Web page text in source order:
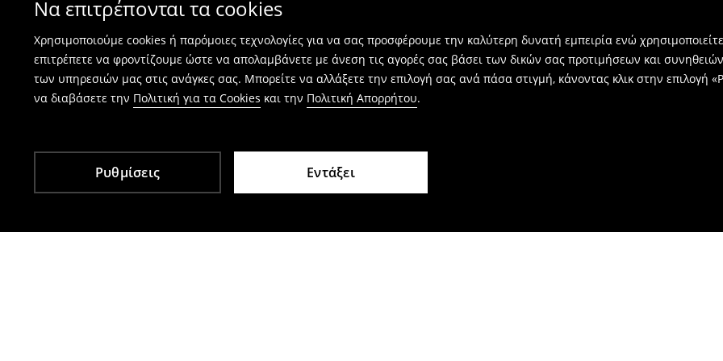
Να επιτρέπονται τα cookies
Χρησιμοποιούμε cookies ή παρόμοιες τεχνολογίες για να σας προσφέρουμε την καλύτερη δυνατή εμπειρία ενώ
επιτρέπετε να φροντίζουμε ώστε να απολαμβάνετε με άνεση τις αγορές σας βάσει των δικών σας προτιμήσεων και
των υπηρεσιών μας στις ανάγκες σας. Μπορείτε να αλλάξετε την επιλογή σας ανά πάσα στιγμή, κάνοντας κλικ στην επιλογή
να διαβάσετε την Πολιτική για τα Cookies και την Πολιτική Απορρήτου.
Ρυθμίσεις Εντάξει
⟶Πώς γίνεται η επιστροφή προϊόντων